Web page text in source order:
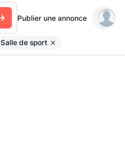
Publier une annonce
Salle de sport